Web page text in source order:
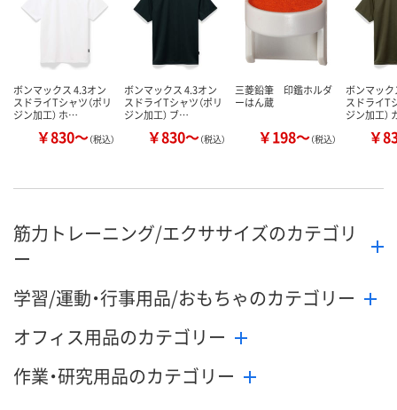
ボンマックス 4.3オン
スドライTシャツ（ポリ
ジン加工） ホ…
￥830～（税込）
ボンマックス 4.3オン
スドライTシャツ（ポリ
ジン加工） ブ…
￥830～（税込）
三菱鉛筆 印鑑ホルダ
ーはん蔵
￥198～（税込）
ボンマック
スドライT
ジン加工）
￥
筋力トレーニング/エクササイズのカテゴリ
ー
学習/運動・行事用品/おもちゃのカテゴリー
オフィス用品のカテゴリー
作業・研究用品のカテゴリー